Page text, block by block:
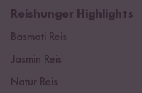
Reishunger Highlights
Basmati Reis
Jasmin Reis
Natur Reis